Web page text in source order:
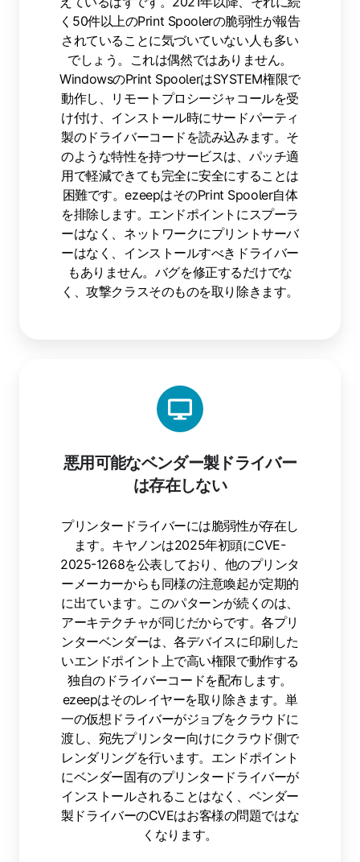
く50件以上のPrint Spoolerの脆弱性が報告
されていることに気づいていない人も多い
でしょう。これは偶然ではありません。
WindowsのPrint SpoolerはSYSTEM権限で
動作し、リモートプロシージャコールを受
け付け、インストール時にサードパーティ
製のドライバーコードを読み込みます。そ
のような特性を持つサービスは、パッチ適
用で軽減できても完全に安全にすることは
困難です。ezeepはそのPrint Spooler自体
を排除します。エンドポイントにスプーラ
ーはなく、ネットワークにプリントサーバ
ーはなく、インストールすべきドライバー
もありません。バグを修正するだけでな
く、攻撃クラスそのものを取り除きます。
悪用可能なベンダー製ドライバー
は存在しない
プリンタードライバーには脆弱性が存在し
ます。キヤノンは2025年初頭にCVE-
2025-1268を公表しており、他のプリンタ
ーメーカーからも同様の注意喚起が定期的
に出ています。このパターンが続くのは、
アーキテクチャが同じだからです。各プリ
ンターベンダーは、各デバイスに印刷した
いエンドポイント上で高い権限で動作する
独自のドライバーコードを配布します。
ezeepはそのレイヤーを取り除きます。単
一の仮想ドライバーがジョブをクラウドに
渡し、宛先プリンター向けにクラウド側で
レンダリングを行います。エンドポイント
にベンダー固有のプリンタードライバーが
インストールされることはなく、ベンダー
製ドライバーのCVEはお客様の問題ではな
くなります。